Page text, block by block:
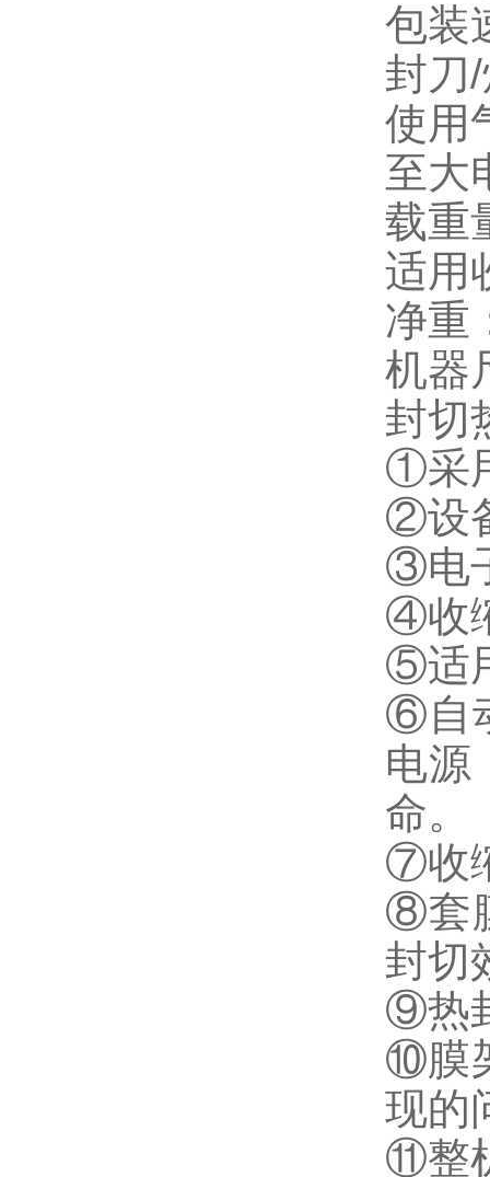
包装
封刀
使用
至大
载重
适用
净重
机器
封切
①采
②设
③电
④收
⑤适
⑥自
电源
命。
⑦收
⑧套
封切
⑨热
⑩膜
现的
⑪整